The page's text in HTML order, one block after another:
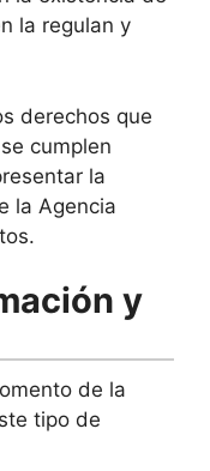
la regulan y
derechos que
cumplen
la
la Agencia
y
de la
tipo de